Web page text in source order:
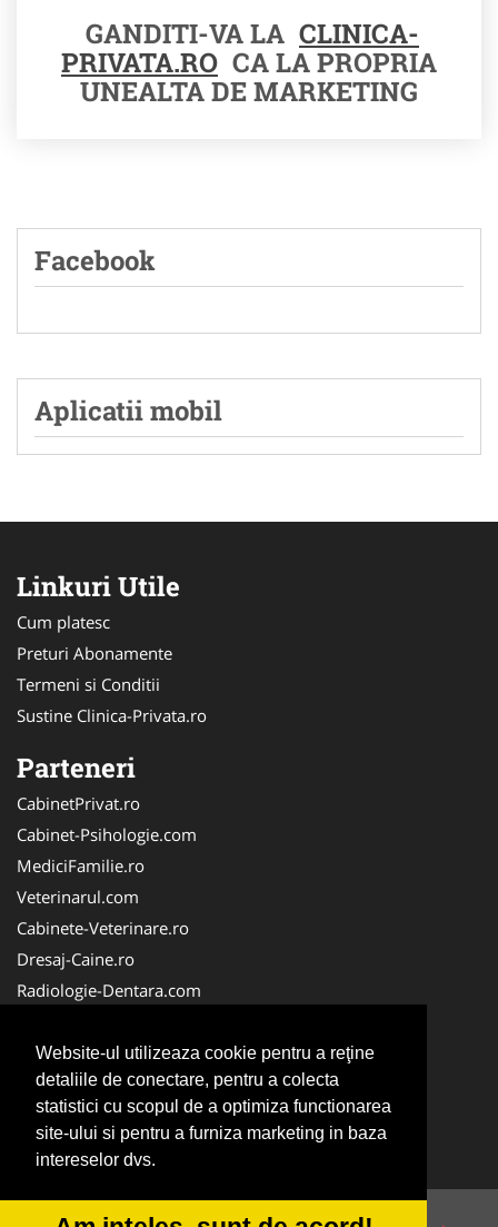
Website-ul utilizeaza cookie pentru a reţine
detaliile de conectare, pentru a colecta
statistici cu scopul de a optimiza functionarea
site-ului si pentru a furniza marketing in baza
intereselor dvs.
GANDITI-VA LA CLINICA-
PRIVATA.RO CA LA PROPRIA
UNEALTA DE MARKETING
Facebook
Aplicatii mobil
Linkuri Utile
Cum platesc
Preturi Abonamente
Termeni si Conditii
Sustine Clinica-Privata.ro
Parteneri
CabinetPrivat.ro
Cabinet-Psihologie.com
MediciFamilie.ro
Veterinarul.com
Cabinete-Veterinare.ro
Dresaj-Caine.ro
Radiologie-Dentara.com
Cabinet-Individual.ro
Medic-Bun.com
Oftalmologul.ro
Stomatologul.com